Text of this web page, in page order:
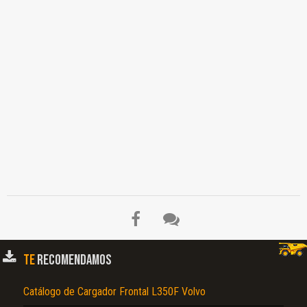
TERECOMENDAMOS
Catálogo de Cargador Frontal L350F Volvo